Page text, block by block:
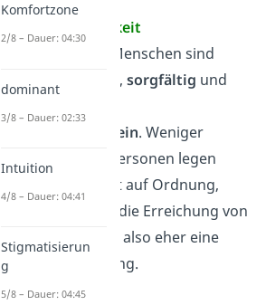
Gewissenhaftigkeit
Gewissenhafte Menschen sind
sehr strukturiert, sorgfältig und
Pflichtbewusstsein. Weniger
gewissenhafte Personen legen
nicht so viel Wert auf Ordnung,
Sauberkeit oder die Erreichung von
Zielen. Sie haben also eher eine
lockere Einstellung.
Komfortzone
2/8 – Dauer: 04:30
dominant
3/8 – Dauer: 02:33
Intuition
4/8 – Dauer: 04:41
Stigmatisierun
g
5/8 – Dauer: 04:45